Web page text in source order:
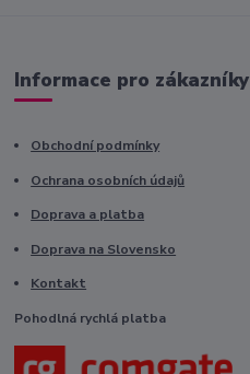
Informace pro zákazníky
Obchodní podmínky
Ochrana osobních údajů
Doprava a platba
Doprava na Slovensko
Kontakt
Pohodlná rychlá platba